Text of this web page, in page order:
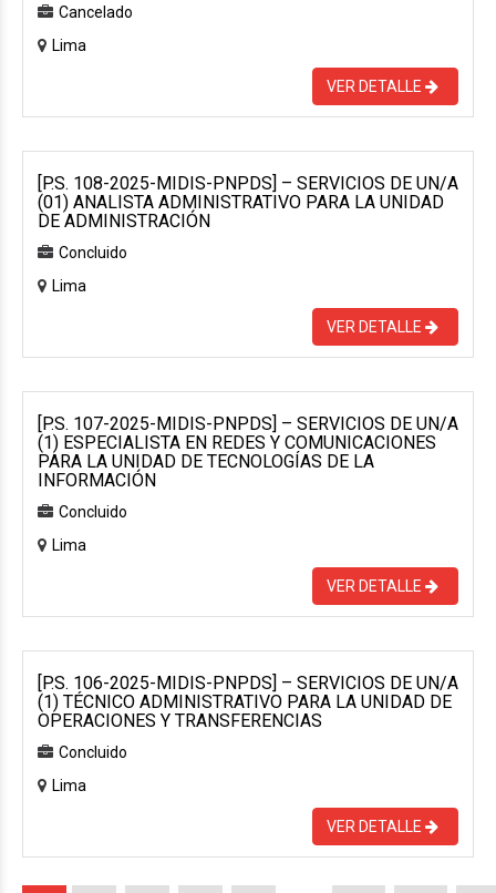
Cancelado
Lima
VER DETALLE
[P.S. 108-2025-MIDIS-PNPDS] – SERVICIOS DE UN/A
(01) ANALISTA ADMINISTRATIVO PARA LA UNIDAD
DE ADMINISTRACIÓN
Concluido
Lima
VER DETALLE
[P.S. 107-2025-MIDIS-PNPDS] – SERVICIOS DE UN/A
(1) ESPECIALISTA EN REDES Y COMUNICACIONES
PARA LA UNIDAD DE TECNOLOGÍAS DE LA
INFORMACIÓN
Concluido
Lima
VER DETALLE
[P.S. 106-2025-MIDIS-PNPDS] – SERVICIOS DE UN/A
(1) TÉCNICO ADMINISTRATIVO PARA LA UNIDAD DE
OPERACIONES Y TRANSFERENCIAS
Concluido
Lima
VER DETALLE